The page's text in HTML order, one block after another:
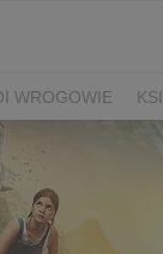
WROGOWIE
SHAUN I
ŚWINKA